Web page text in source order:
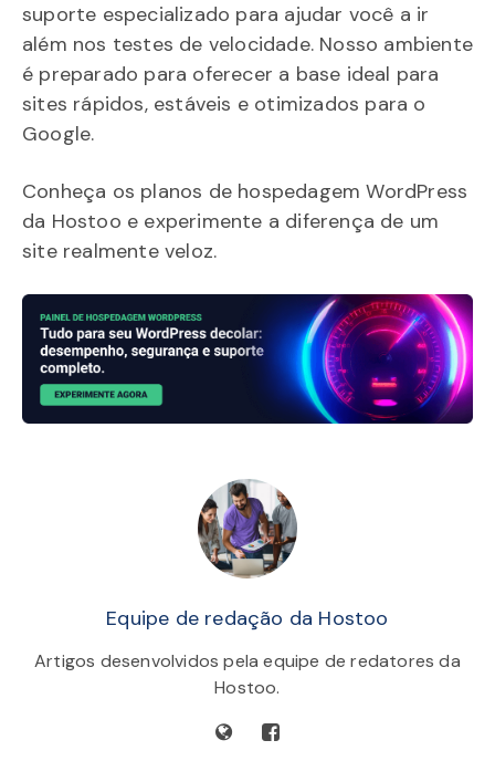
suporte especializado para ajudar você a ir
além nos testes de velocidade. Nosso ambiente
é preparado para oferecer a base ideal para
sites rápidos, estáveis e otimizados para o
Google.
Conheça os planos de hospedagem WordPress
da Hostoo e experimente a diferença de um
site realmente veloz.
Equipe de redação da Hostoo
Artigos desenvolvidos pela equipe de redatores da
Hostoo.